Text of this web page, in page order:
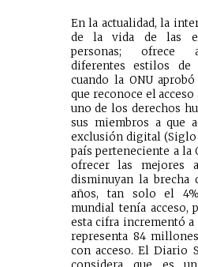
En la actualidad, la
de la vida de las
personas; ofrece
diferentes estilos de
cuando la ONU
que reconoce el
uno de los derechos
sus miembros a que
exclusión digital (Siglo
país perteneciente a la
ofrecer las mejores
disminuyan la brecha
años, tan solo el
mundial tenía acceso,
esta cifra incrementó a
representa 84
con acceso. El Diario